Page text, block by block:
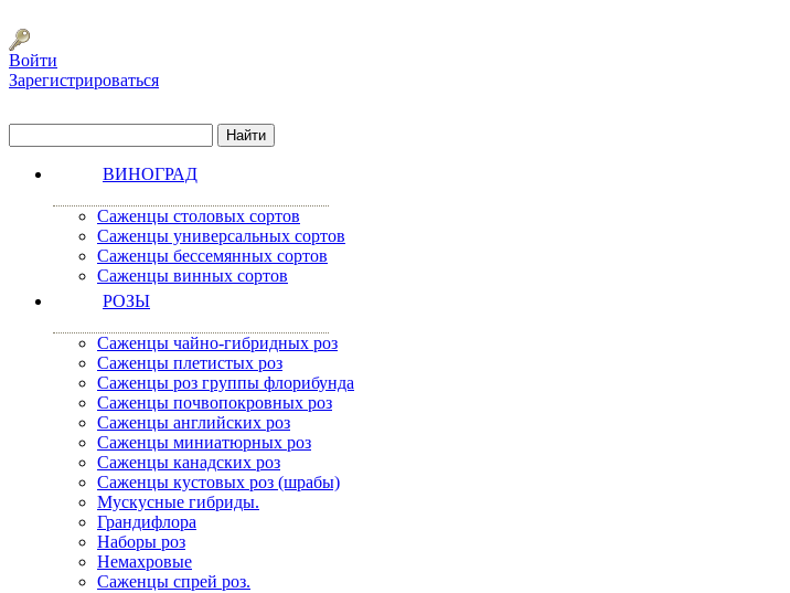
Войти
Зарегистрироваться
ВИНОГРАД
Саженцы столовых сортов
Саженцы универсальных сортов
Саженцы бессемянных сортов
Саженцы винных сортов
РОЗЫ
Саженцы чайно-гибридных роз
Саженцы плетистых роз
Саженцы роз группы флорибунда
Саженцы почвопокровных роз
Саженцы английских роз
Саженцы миниатюрных роз
Саженцы канадских роз
Саженцы кустовых роз (шрабы)
Мускусные гибриды.
Грандифлора
Наборы роз
Немахровые
Саженцы спрей роз.